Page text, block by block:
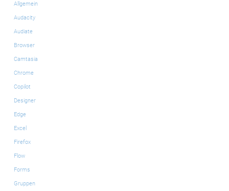
Allgemein
Audacity
Audiate
Browser
Camtasia
Chrome
Copilot
Designer
Edge
Excel
Firefox
Flow
Forms
Gruppen